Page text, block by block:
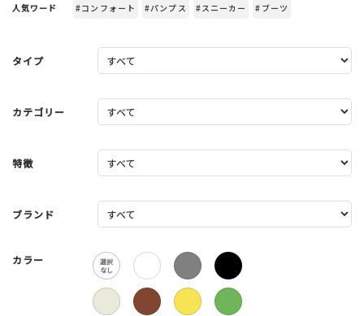
人気ワード #コンフォート #パンプス #スニーカー #ブーツ
タイプ
カテゴリー
特徴
ブランド
カラー